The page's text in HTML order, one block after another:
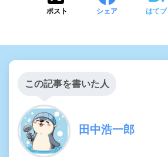
ポスト シェア はてブ
この記事を書いた人
田中浩一郎